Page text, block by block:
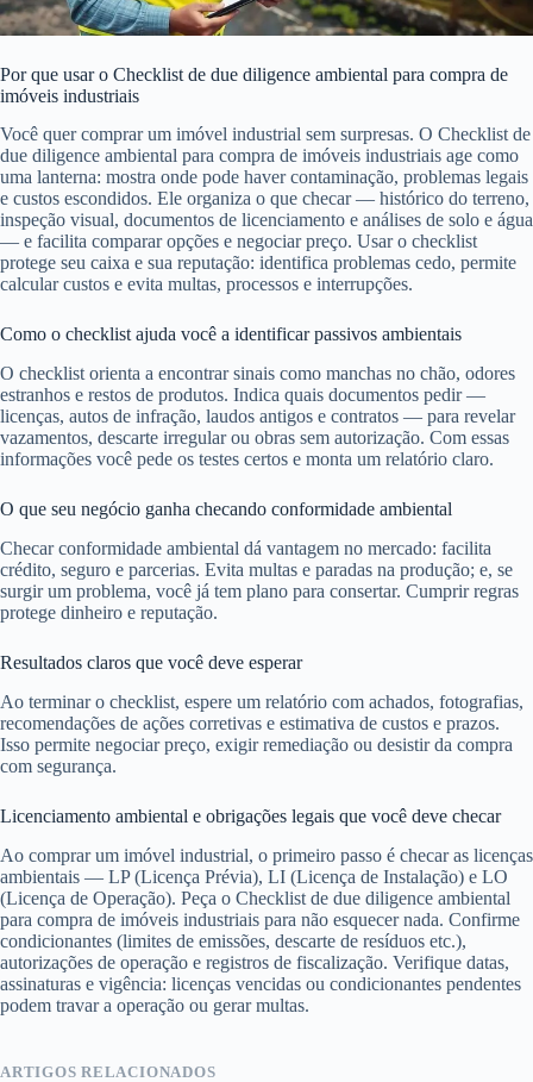
Por que usar o Checklist de due diligence ambiental para compra de
imóveis industriais
Você quer comprar um imóvel industrial sem surpresas. O Checklist de
due diligence ambiental para compra de imóveis industriais age como
uma lanterna: mostra onde pode haver contaminação, problemas legais
e custos escondidos. Ele organiza o que checar — histórico do terreno,
inspeção visual, documentos de licenciamento e análises de solo e água
— e facilita comparar opções e negociar preço. Usar o checklist
protege seu caixa e sua reputação: identifica problemas cedo, permite
calcular custos e evita multas, processos e interrupções.
Como o checklist ajuda você a identificar passivos ambientais
O checklist orienta a encontrar sinais como manchas no chão, odores
estranhos e restos de produtos. Indica quais documentos pedir —
licenças, autos de infração, laudos antigos e contratos — para revelar
vazamentos, descarte irregular ou obras sem autorização. Com essas
informações você pede os testes certos e monta um relatório claro.
O que seu negócio ganha checando conformidade ambiental
Checar conformidade ambiental dá vantagem no mercado: facilita
crédito, seguro e parcerias. Evita multas e paradas na produção; e, se
surgir um problema, você já tem plano para consertar. Cumprir regras
protege dinheiro e reputação.
Resultados claros que você deve esperar
Ao terminar o checklist, espere um relatório com achados, fotografias,
recomendações de ações corretivas e estimativa de custos e prazos.
Isso permite negociar preço, exigir remediação ou desistir da compra
com segurança.
Licenciamento ambiental e obrigações legais que você deve checar
Ao comprar um imóvel industrial, o primeiro passo é checar as licenças
ambientais — LP (Licença Prévia), LI (Licença de Instalação) e LO
(Licença de Operação). Peça o Checklist de due diligence ambiental
para compra de imóveis industriais para não esquecer nada. Confirme
condicionantes (limites de emissões, descarte de resíduos etc.),
autorizações de operação e registros de fiscalização. Verifique datas,
assinaturas e vigência: licenças vencidas ou condicionantes pendentes
podem travar a operação ou gerar multas.
ARTIGOS RELACIONADOS